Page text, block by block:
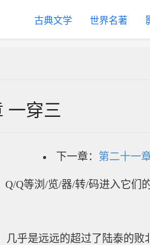
古典文学 世界名著
一穿三
下一章： 第二十一
Q/Q等浏/览/器/转/码进入它们
乎是远远的超过了陆泰的败